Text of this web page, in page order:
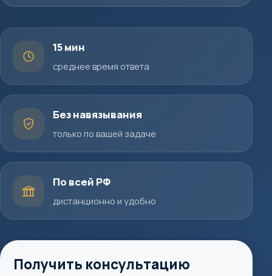
15 мин
среднее время ответа
Без навязывания
только по вашей задаче
По всей РФ
дистанционно и удобно
Получить консультацию